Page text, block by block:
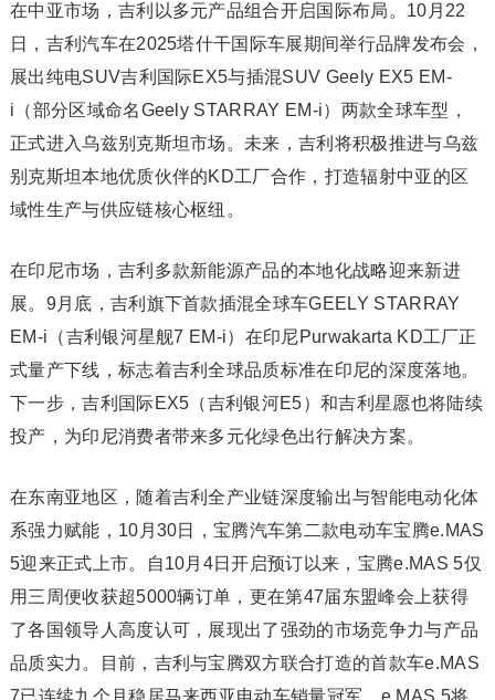
在中亚市场，吉利以多元产品组合开启国际布局。10月22
日，吉利汽车在2025塔什干国际车展期间举行品牌发布会，
展出纯电SUV吉利国际EX5与插混SUV Geely EX5 EM-
i（部分区域命名Geely STARRAY EM-i）两款全球车型，
正式进入乌兹别克斯坦市场。未来，吉利将积极推进与乌兹
别克斯坦本地优质伙伴的KD工厂合作，打造辐射中亚的区
域性生产与供应链核心枢纽。
在印尼市场，吉利多款新能源产品的本地化战略迎来新进
展。9月底，吉利旗下首款插混全球车GEELY STARRAY
EM-i（吉利银河星舰7 EM-i）在印尼Purwakarta KD工厂正
式量产下线，标志着吉利全球品质标准在印尼的深度落地。
下一步，吉利国际EX5（吉利银河E5）和吉利星愿也将陆续
投产，为印尼消费者带来多元化绿色出行解决方案。
在东南亚地区，随着吉利全产业链深度输出与智能电动化体
系强力赋能，10月30日，宝腾汽车第二款电动车宝腾e.MAS
5迎来正式上市。自10月4日开启预订以来，宝腾e.MAS 5仅
用三周便收获超5000辆订单，更在第47届东盟峰会上获得
了各国领导人高度认可，展现出了强劲的市场竞争力与产品
品质实力。目前，吉利与宝腾双方联合打造的首款车e.MAS
7已连续九个月稳居马来西亚电动车销量冠军，e.MAS 5将